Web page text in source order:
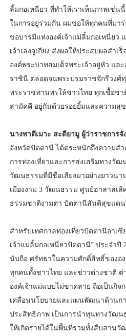
ลิ้มกอเหนี่ยว ที่ทำให้เราเห็นภาพเช่น
ในการอยู่ร่วมกัน ผมขอให้ทุกคนที่มา
ขอบารมีแห่งองค์เจ้าแม่ลิ้มกอเหนี่ยว
เจ้าเล่งจูเกียง ส่งผลให้ประสบผลสำ
องค์พระบาทสมเด็จพระเจ้าอยู่หัว แล
ราชินี ตลอดจนพระบรมราชจักรีวงศ์
พระราชทานพรให้ชาวไทย ทุกเชื้อช
สามัคคี อยู่กันด้วยรอยยิ้มและความสุข
นางพาตีเมาะ สะดียามู ผู้ว่าราชการ
จังหวัดปัตตานี ได้ตระหนักถึงความส
การท่องเที่ยวและการส่งเสริมทางวั
วัฒนธรรมที่มีชื่อเสียงมาอย่างยาวน
เมืองงาม 3 วัฒนธรรม ศูนย์ฮาลาลเ
ธรรมชาติงามตา ปัตตานีสันติสุขแดน
สำหรับเทศกาลท่องเที่ยวปัตตานีอา
เจ้าแม่ลิ้มกอเหนี่ยวปัตตานี” ประจำปี
นับถือ ศรัทธาในความศักดิ์สิทธิ์ของอ
ทุกคนทั้งชาวไทย และช่าวต่างชาติ ต่
องค์เจ้าแม่แบบไม่ขาดสาย ถือเป็นกิ
เคลื่อนนโยบายและแผนพัฒนาด้านก
ประสิทธิภาพ เป็นการนำทุนทางวัฒน
ให้เกิดรายได้ในพื้นที่รวมทั้งสืบสานวั